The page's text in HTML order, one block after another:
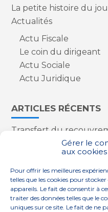
Gérer le
aux cookies
Pour offrir les meilleures
telles que les cookies pour
appareils. Le fait de consentir à
traiter des données telles que le
uniques sur ce site. Le fait de ne
La petite histoire du
Actualités
Actu Fiscale
Le coin du dirigeant
Actu Sociale
Actu Juridique
ARTICLES RÉCENTS
Transfert du
l’Urssaf : des nouveautés
Appareils
Contrôle de la qualité
Industriels : le point
réglementaires